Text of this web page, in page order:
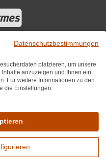
Datenschutzbestimmungen
platzieren, um unsere
anzuzeigen und Ihnen ein
Für weitere Informationen zu den
die Einstellungen.